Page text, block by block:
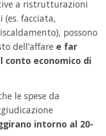
a ristrutturazioni
facciata,
possono
dell’affare e far
economico di
le spese da
intorno al 20-